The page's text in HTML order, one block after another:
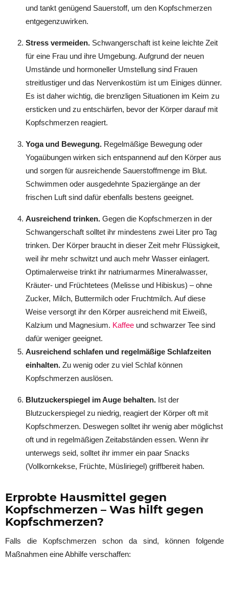
und tankt genügend Sauerstoff, um den Kopfschmerzen
entgegenzuwirken.
Stress vermeiden. Schwangerschaft ist keine leichte Zeit
für eine Frau und ihre Umgebung. Aufgrund der neuen
Umstände und hormoneller Umstellung sind Frauen
streitlustiger und das Nervenkostüm ist um Einiges dünner.
Es ist daher wichtig, die brenzligen Situationen im Keim zu
ersticken und zu entschärfen, bevor der Körper darauf mit
Kopfschmerzen reagiert.
Yoga und Bewegung. Regelmäßige Bewegung oder
Yogaübungen wirken sich entspannend auf den Körper aus
und sorgen für ausreichende Sauerstoffmenge im Blut.
Schwimmen oder ausgedehnte Spaziergänge an der
frischen Luft sind dafür ebenfalls bestens geeignet.
Ausreichend trinken. Gegen die Kopfschmerzen in der
Schwangerschaft solltet ihr mindestens zwei Liter pro Tag
trinken. Der Körper braucht in dieser Zeit mehr Flüssigkeit,
weil ihr mehr schwitzt und auch mehr Wasser einlagert.
Optimalerweise trinkt ihr natriumarmes Mineralwasser,
Kräuter- und Früchtetees (Melisse und Hibiskus) – ohne
Zucker, Milch, Buttermilch oder Fruchtmilch. Auf diese
Weise versorgt ihr den Körper ausreichend mit Eiweiß,
Kalzium und Magnesium. Kaffee und schwarzer Tee sind
dafür weniger geeignet.
Ausreichend schlafen und regelmäßige Schlafzeiten
einhalten. Zu wenig oder zu viel Schlaf können
Kopfschmerzen auslösen.
Blutzuckerspiegel im Auge behalten. Ist der
Blutzuckerspiegel zu niedrig, reagiert der Körper oft mit
Kopfschmerzen. Deswegen solltet ihr wenig aber möglichst
oft und in regelmäßigen Zeitabständen essen. Wenn ihr
unterwegs seid, solltet ihr immer ein paar Snacks
(Vollkornkekse, Früchte, Müsliriegel) griffbereit haben.
Erprobte Hausmittel gegen
Kopfschmerzen – Was hilft gegen
Kopfschmerzen?
Falls die Kopfschmerzen schon da sind, können folgende
Maßnahmen eine Abhilfe verschaffen: